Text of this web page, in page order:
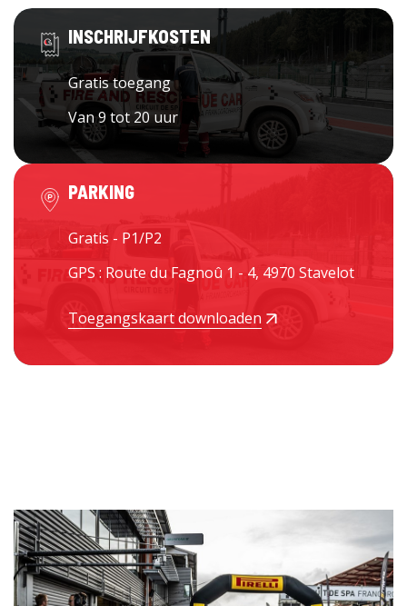
INSCHRIJFKOSTEN
Gratis toegang
Van 9 tot 20 uur
PARKING
Gratis - P1/P2
GPS : Route du Fagnoû 1 - 4, 4970 Stavelot
Toegangskaart downloaden